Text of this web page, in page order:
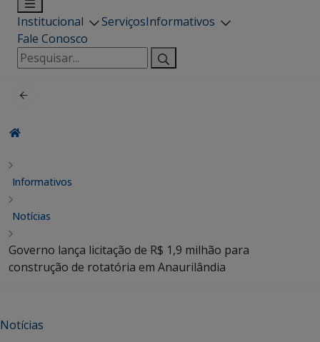
Institucional ServiçosInformativos
Fale Conosco
Pesquisar
por:
Informativos
Notícias
Governo lança licitação de R$ 1,9 milhão para
construção de rotatória em Anaurilândia
Notícias